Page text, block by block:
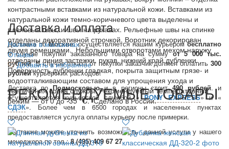
контрастными вставками из натуральной кожи. Вставками из
натуральной кожи темно-коричневого цвета выделены и
плечевые швы, и швы на рукавах. Рельефные швы на спинке
отделаны декоративной строчкой. Воротник декорирован
двумя ремешками. Небольшими отворотами мехом наружу
отделаны линия застежки, рукав, нижний край дубленки.
Поверхность дубленки гладкая, покрыта защитным грязе- и
водоотталкивающим составом для упрощения ухода и
увеличения срока службы. Рекомендуемый температурный
режим — от 0 до -35 °C. Сделано в России.
Доставка и оплата
Доставка поМоскве: осуществляется нашим курьеромбесплатно
в случае покупки заказанного товара на суммуот 5 000 тыс.
рублей. В случае отказа от покупки заказчик должен оплатить 300
рублейкурьерских расходов.
Доставка поПодмосковьюи в регионы стоит490 рублей. и
осуществляется курьерской службой «PONY EXPRESS» и «
СДЭК». Более чем в 6500 городах и населенных пунктах
предоставляется услуга оплаты курьеру после примерки.
Вы также можете уточнить возможность данной услуги у нашего
менеджера по тел.:8 (495) 409 67 27.
Наличие в магазинах
Отзывы
Добавить в избранное
РЕКОМЕНДУЕМЫЕ ТОВАРЫ